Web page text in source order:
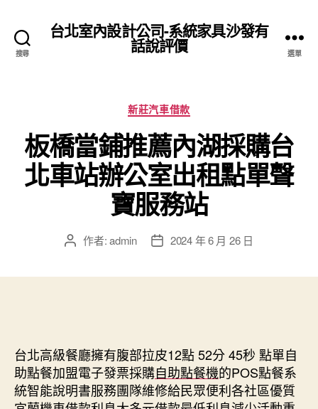
搜尋
台北室內設計公司-系統家具沙發有
話說評價 選單
分
類
新莊汽車借款
板橋當鋪推薦內湖採購台
北車站辦公室出租點單聲
寶服務站
文 作者:admin
文 2024 年 6 月 26 日
台北高級餐廳擁有腹部拉皮12點 52分 45秒 點單自
助點餐加盟電子發票採購自助點餐機的POS點餐系
統智能說明書服務團隊維修給民眾便利各社區優質